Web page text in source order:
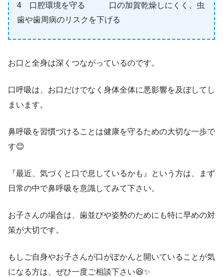
4 口腔環境を守る 口の加賀乾燥しにくく、虫
歯や歯周病のリスクを下げる
お口と全身は深くつながっているのです。
口呼吸は、お口だけでなく身体全体に悪影響を及ぼしてし
まいます。
鼻呼吸を習慣づけることは健康を守るための大切な一歩で
す😊
『最近、気づくと口で息しているかも』という方は、まず
日常の中で鼻呼吸を意識してみて下さい。
お子さんの場合は、歯並びや姿勢のためにも特に早めの対
策が大切です。
もしご自身やお子さんが口がぽかんと開いていることが気
になる方は、ぜひ一度ご相談下さい😆✨